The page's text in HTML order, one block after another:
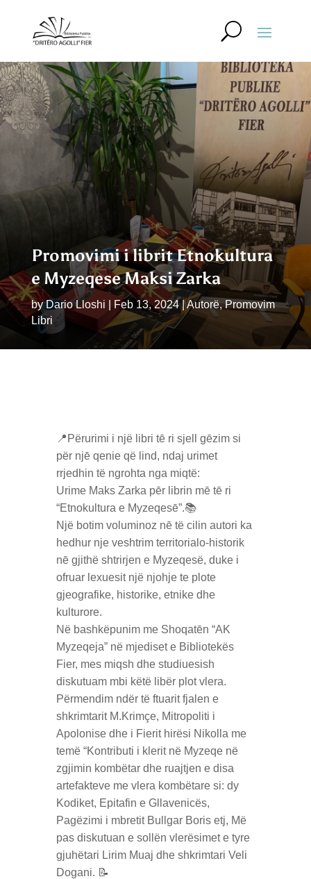
Promovimi i librit Etnokultura
e Myzeqese Maksi Zarka
byDario Lloshi Feb 13, 2024|Autorë,Promovim
Libri
📍Përurimi i një libri tē ri sjell gēzim si
për njē qenie që lind, ndaj urimet
rrjedhin të ngrohta nga miqtë:
Urime Maks Zarka pēr librin mē tē ri
“Etnokultura e Myzeqesē”.📚
Një botim voluminoz nē të cilin autori ka
hedhur nje veshtrim territorialo-historik
nē gjithë shtrirjen e Myzeqesë, duke i
ofruar lexuesit një njohje te plote
gjeografike, historike, etnike dhe
kulturore.
Në bashkëpunim me Shoqatēn “AK
Myzeqeja” në mjediset e Bibliotekës
Fier, mes miqsh dhe studiuesish
diskutuam mbi këtë libër plot vlera.
Përmendim ndër të ftuarit fjalen e
shkrimtarit M.Krimçe, Mitropoliti i
Apolonise dhe i Fierit hirësi Nikolla me
temë “Kontributi i klerit në Myzeqe në
zgjimin kombëtar dhe ruajtjen e disa
artefakteve me vlera kombëtare si: dy
Kodiket, Epitafin e Gllavenicës,
Pagëzimi i mbretit Bullgar Boris etj, Më
pas diskutuan e sollën vlerësimet e tyre
gjuhëtari Lirim Muaj dhe shkrimtari Veli
Dogani. 📝